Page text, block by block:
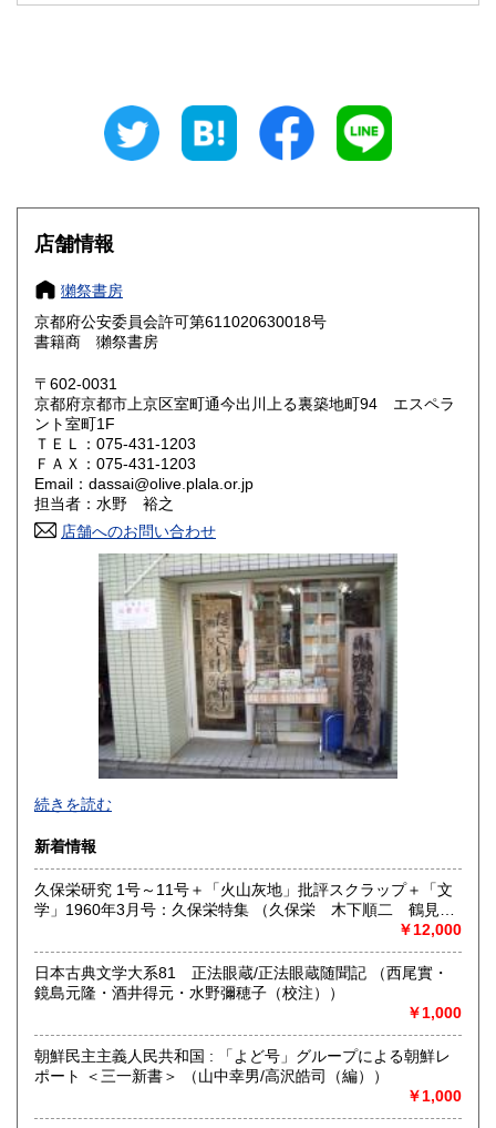
600円 三重県
大阪府
奈良県
鳥取県 600円 島根県
岡山県
山口県
香川県 600円
高知県 600円
600円 長崎県
600円 大分県
600円 鹿児島県
600円
店舗情報
獺祭書房
京都府公安委員会許可第611020630018号
書籍商 獺祭書房
〒602-0031
京都府京都市上京区室町通今出川上る裏築地町94 エスペラ
ント室町1F
ＴＥＬ：075-431-1203
ＦＡＸ：075-431-1203
Email：dassai@olive.plala.or.jp
担当者：水野 裕之
店舗へのお問い合わせ
文学・哲学等人文書を幅広く発掘・提供していきたいと考え
ます。お近くの方は店舗の方にも是非お立ち寄り下さい。
沿線名：地下鉄烏丸線
最寄駅：今出川駅
営業時間：12:00〜19:00
定休日：火曜
書籍の買取について
-
取り扱い分野
哲学宗教、歴史、社会科学、国語国文、外国文学
続きを読む
新着情報
久保栄研究 1号～11号＋「火山灰地」批評スクラップ＋「文
学」1960年3月号：久保栄特集 （久保栄 木下順二 鶴見俊
￥12,000
日本古典文学大系81 正法眼蔵/正法眼蔵随聞記 （西尾實・
鏡島元隆・酒井得元・水野彌穂子（校注））
￥1,000
朝鮮民主主義人民共和国 : 「よど号」グループによる朝鮮レ
ポート ＜三一新書＞ （山中幸男/高沢皓司（編））
￥1,000